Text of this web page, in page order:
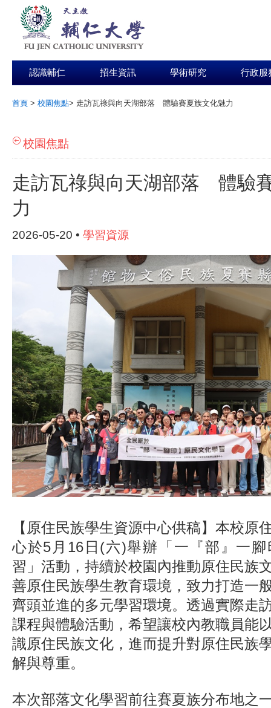
認識輔仁 招生資訊 學術研究 行政服
首頁 > 校園焦點> 走訪瓦祿與向天湖部落 體驗賽夏族文化魅力
校園焦點
走訪瓦祿與向天湖部落 體驗
力
2026-05-20 • 學習資源
【原住民族學生資源中心供稿】本校原
心於5月16日(六)舉辦「一『部』一
習」活動，持續於校園內推動原住民族
善原住民族學生教育環境，致力打造一
齊頭並進的多元學習環境。透過實際走
課程與體驗活動，希望讓校內教職員能
識原住民族文化，進而提升對原住民族
解與尊重。
本次部落文化學習前往賽夏族分布地之